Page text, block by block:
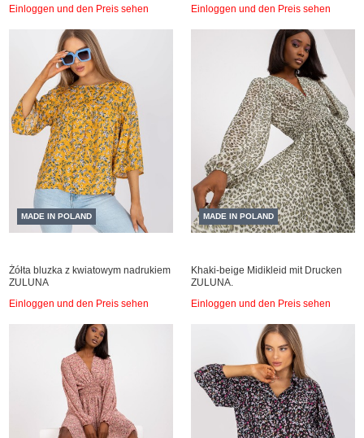
Einloggen und den Preis sehen Einloggen und den Preis sehen
MADE IN POLAND
Żółta bluzka z kwiatowym nadrukiem
ZULUNA
Einloggen und den Preis sehen
MADE IN POLAND
Khaki-beige Midikleid mit Drucken
ZULUNA.
Einloggen und den Preis sehen